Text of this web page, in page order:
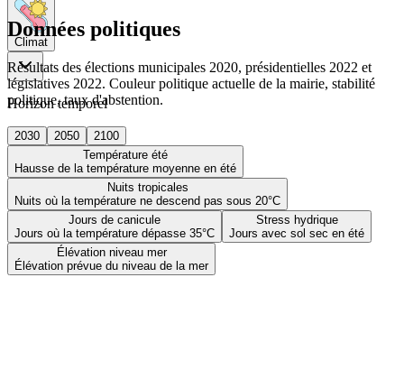
Climat
Horizon temporel
2030 2050
2100
Température été
Hausse de la température moyenne en été
Nuits tropicales
Nuits où la température ne descend pas sous 20°C
Jours de canicule
Jours où la température dépasse 35°C
Stress hydrique
Jours avec sol sec en été
Élévation niveau mer
Élévation prévue du niveau de la mer
Données politiques
Résultats des élections municipales 2020, présidentielles 2022 et
législatives 2022. Couleur politique actuelle de la mairie, stabilité
politique, taux d'abstention.